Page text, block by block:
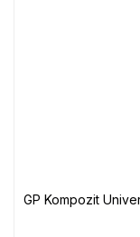
GP Kompozit